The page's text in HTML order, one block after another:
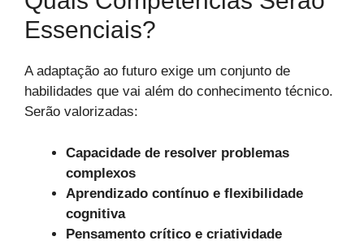
Essenciais?
A adaptação ao futuro exige um conjunto de
habilidades que vai além do conhecimento técnico.
Serão valorizadas:
Capacidade de resolver problemas
complexos
Aprendizado contínuo e flexibilidade
cognitiva
Pensamento crítico e criatividade